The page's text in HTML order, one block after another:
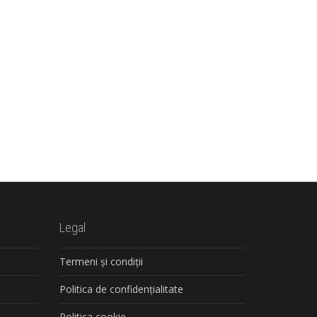
Legal
Termeni și condiții
Politica de confidențialitate